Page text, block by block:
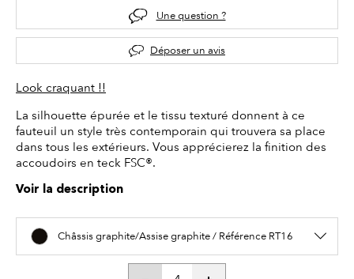
Une question ?
Déposer un avis
Look craquant !!
La silhouette épurée et le tissu texturé donnent à ce
fauteuil un style très contemporain qui trouvera sa place
dans tous les extérieurs. Vous apprécierez la finition des
accoudoirs en teck FSC®.
Voir la description
Châssis graphite/Assise graphite / Référence RT16